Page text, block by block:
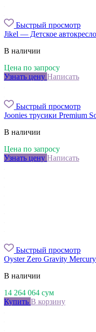
Быстрый просмотр
Jikel — Детское
В наличии
Цена по запросу
Узнать цену Написать
Быстрый просмотр
Joonies трусики Premium
В наличии
Цена по запросу
Узнать цену Написать
Быстрый просмотр
Oyster Zero Gravity
В наличии
14 264 064 сум
Купить В корзину